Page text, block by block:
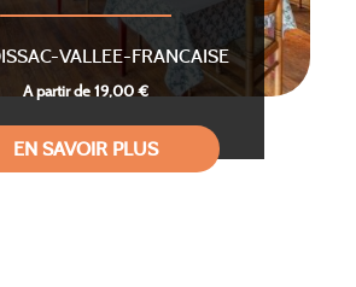
VALLEE-FRANCAISE
A partir de 19,00 €
EN SAVOIR PLUS